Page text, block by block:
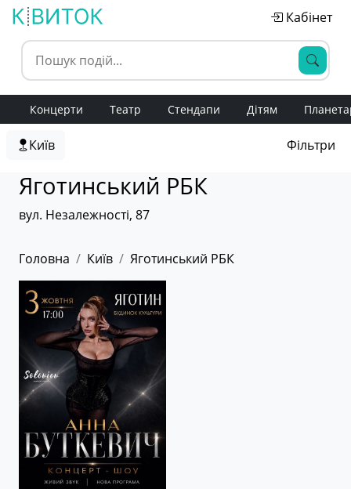
Кабінет
Концерти Театр Стендапи Дітям
Київ Фільтри
Яготинський РБК
вул. Незалежності, 87
Головна Київ Яготинський РБК